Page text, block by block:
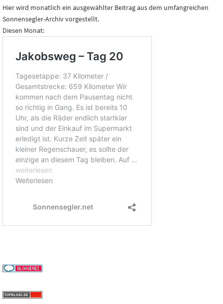
Hier wird monatlich ein ausgewählter Beitrag aus dem umfangreichen
Sonnensegler-Archiv vorgestellt.
Diesen Monat: